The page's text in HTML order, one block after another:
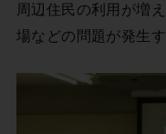
周辺住民の利用が増
場などの問題が発生